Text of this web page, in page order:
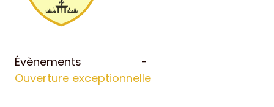
Produits et services
Évènements
Ouverture exceptionnelle